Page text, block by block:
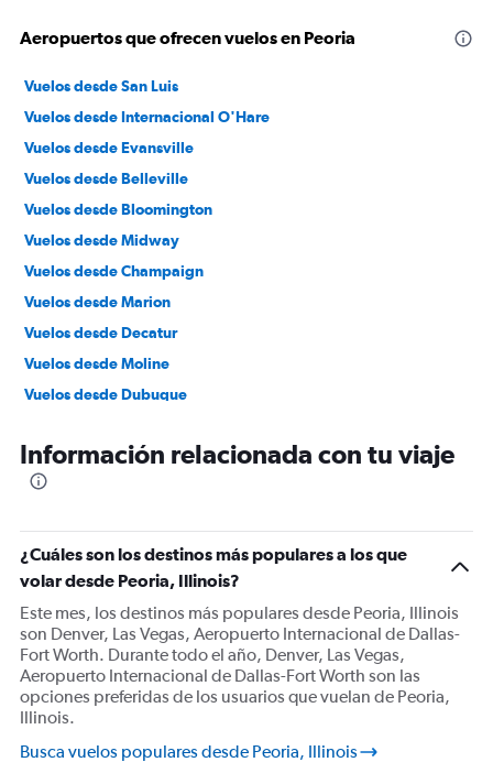
Aeropuertos que ofrecen vuelos en Peoria
Vuelos desde San Luis
Vuelos desde Internacional O'Hare
Vuelos desde Evansville
Vuelos desde Belleville
Vuelos desde Bloomington
Vuelos desde Midway
Vuelos desde Champaign
Vuelos desde Marion
Vuelos desde Decatur
Vuelos desde Moline
Vuelos desde Dubuque
Vuelos desde Paducah
Vuelos desde Burlington
Información relacionada con tu viaje
¿Cuáles son los destinos más populares a los que
volar desde Peoria, Illinois?
Este mes, los destinos más populares desde Peoria, Illinois
son Denver, Las Vegas, Aeropuerto Internacional de Dallas-
Fort Worth. Durante todo el año, Denver, Las Vegas,
Aeropuerto Internacional de Dallas-Fort Worth son las
opciones preferidas de los usuarios que vuelan de Peoria,
Illinois.
Busca vuelos populares desde Peoria, Illinois